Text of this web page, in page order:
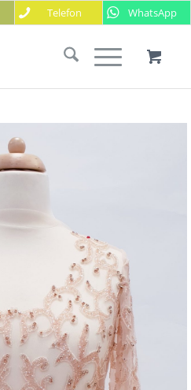
Telefon WhatsApp